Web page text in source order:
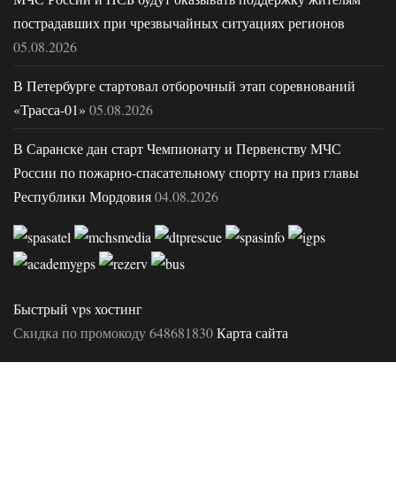
пострадавших при чрезвычайных ситуациях регионов
05.08.2026
В Петербурге стартовал отборочный этап соревнований
«Трасса-01» 05.08.2026
В Саранске дан старт Чемпионату и Первенству МЧС
России по пожарно-спасательному спорту на приз главы
Республики Мордовия04.08.2026
Быстрый vps хостинг
Скидка по промокоду 648681830Карта сайта